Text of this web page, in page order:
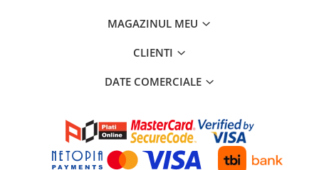
MAGAZINUL MEU
CLIENTI
DATE COMERCIALE